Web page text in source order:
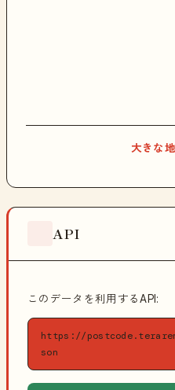
大きな
API
このデータを利用するAPI:
https://
son